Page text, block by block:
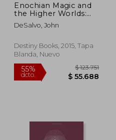
45%
dcto.
Enochian Magic and
the Higher Worlds:
Beyond the Realm of
the Angels (en Inglés)
DeSalvo, John
Destiny Books, 2015, Tapa
Blanda, Nuevo